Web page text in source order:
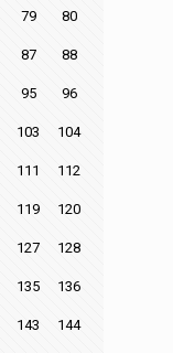
79 80
87 88
95 96
103 104
111 112
119 120
127 128
135 136
143 144